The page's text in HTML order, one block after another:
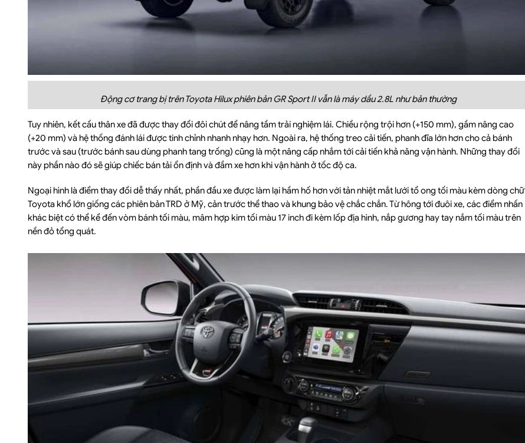
Động cơ trang bị trên Toyota Hilux phiên bản GR Sport II vẫn là máy dầu 2.8L như bản thường
Tuy nhiên, kết cấu thân xe đã được thay đổi đôi chút để nâng tầm trải nghiệm lái. Chiều rộng trội hơn (+150 mm), gầm nâng cao
(+20 mm) và hệ thống đánh lái được tinh chỉnh nhanh nhạy hơn. Ngoài ra, hệ thống treo cải tiến, phanh đĩa lớn hơn cho cả bánh
trước và sau (trước bánh sau dùng phanh tang trống) cũng là một nâng cấp nhắm tới cải tiến khả năng vận hành. Những thay đổi
này phần nào đó sẽ giúp chiếc bán tải ổn định và đầm xe hơn khi vận hành ở tốc độ ca.
Ngoại hình là điểm thay đổi dễ thấy nhất, phần đầu xe được làm lại hầm hố hơn với tản nhiệt mắt lưới tổ ong tối màu kèm dòng chữ
Toyota khổ lớn giống các phiên bản TRD ở Mỹ, cản trước thể thao và khung bảo vệ chắc chắn. Từ hông tới đuôi xe, các điểm nhấn
khác biệt có thể kể đến vòm bánh tối màu, mâm hợp kim tối màu 17 inch đi kèm lốp địa hình, nắp gương hay tay nắm tối màu trên
nền đỏ tổng quát.